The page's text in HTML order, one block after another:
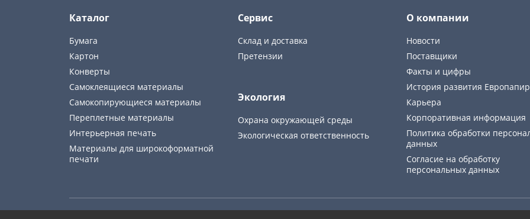
Каталог
Бумага
Картон
Конверты
Самоклеящиеся материалы
Самокопирующиеся материалы
Переплетные материалы
Интерьерная печать
Материалы для широкоформатной
печати
Сервис
Склад и доставка
Претензии
Экология
Охрана окружающей среды
Экологическая ответственность
О компании
Новости
Поставщики
Факты и цифры
История развития Европапир
Карьера
Корпоративная информация
Политика обработки
данных
Cогласие на обработку
персональных данных